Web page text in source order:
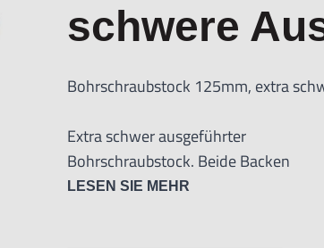
schwere
Bohrschraubstock 125mm, extra
Extra schwer ausgeführter
Bohrschraubstock. Beide Backen
verfügen über waagerechte und
LESEN SIE MEHR